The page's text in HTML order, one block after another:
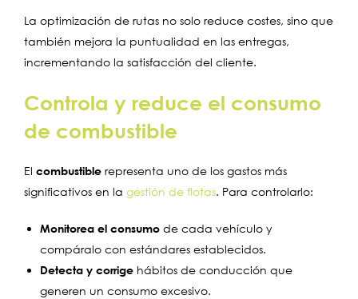
La optimización de rutas no solo reduce costes, sino que
también mejora la puntualidad en las entregas,
incrementando la satisfacción del cliente.
Controla y reduce el consumo
de combustible
El combustible representa uno de los gastos más
significativos en la gestión de flotas. Para controlarlo:
Monitorea el consumo de cada vehículo y
compáralo con estándares establecidos.
Detecta y corrige hábitos de conducción que
generen un consumo excesivo.